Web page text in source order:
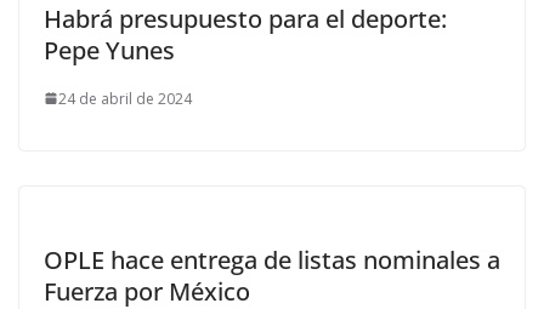
Habrá presupuesto para el deporte:
Pepe Yunes
24 de abril de 2024
OPLE hace entrega de listas nominales a
Fuerza por México